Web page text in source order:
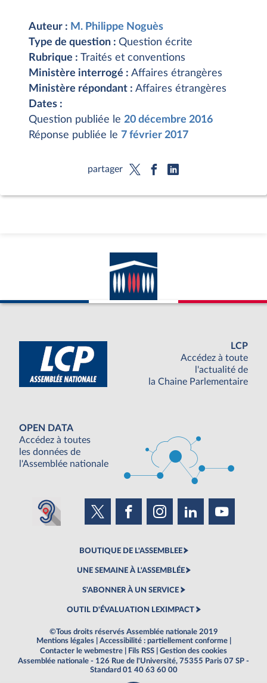
Auteur : M. Philippe Noguès
Type de question : Question écrite
Rubrique : Traités et conventions
Ministère interrogé : Affaires étrangères
Ministère répondant : Affaires étrangères
Dates :
Question publiée le 20 décembre 2016
Réponse publiée le 7 février 2017
partager
LCP
Accédez à toute
l'actualité de
la Chaine Parlementaire
OPEN DATA
Accédez à toutes
les données de
l'Assemblée nationale
BOUTIQUE DE L'ASSEMBLEE
UNE SEMAINE À L'ASSEMBLÉE
S'ABONNER À UN SERVICE
OUTIL D'ÉVALUATION LEXIMPACT
©Tous droits réservés Assemblée nationale 2019
Mentions légales
Accessibilité : partiellement conforme
Contacter le webmestre
Fils RSS
Gestion des cookies
Assemblée nationale - 126 Rue de l'Université, 75355 Paris 07 SP -
Standard 01 40 63 60 00